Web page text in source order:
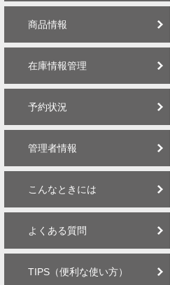
商品情報
在庫情報管理
予約状況
管理者情報
こんなときには
よくある質問
TIPS（便利な使い方）